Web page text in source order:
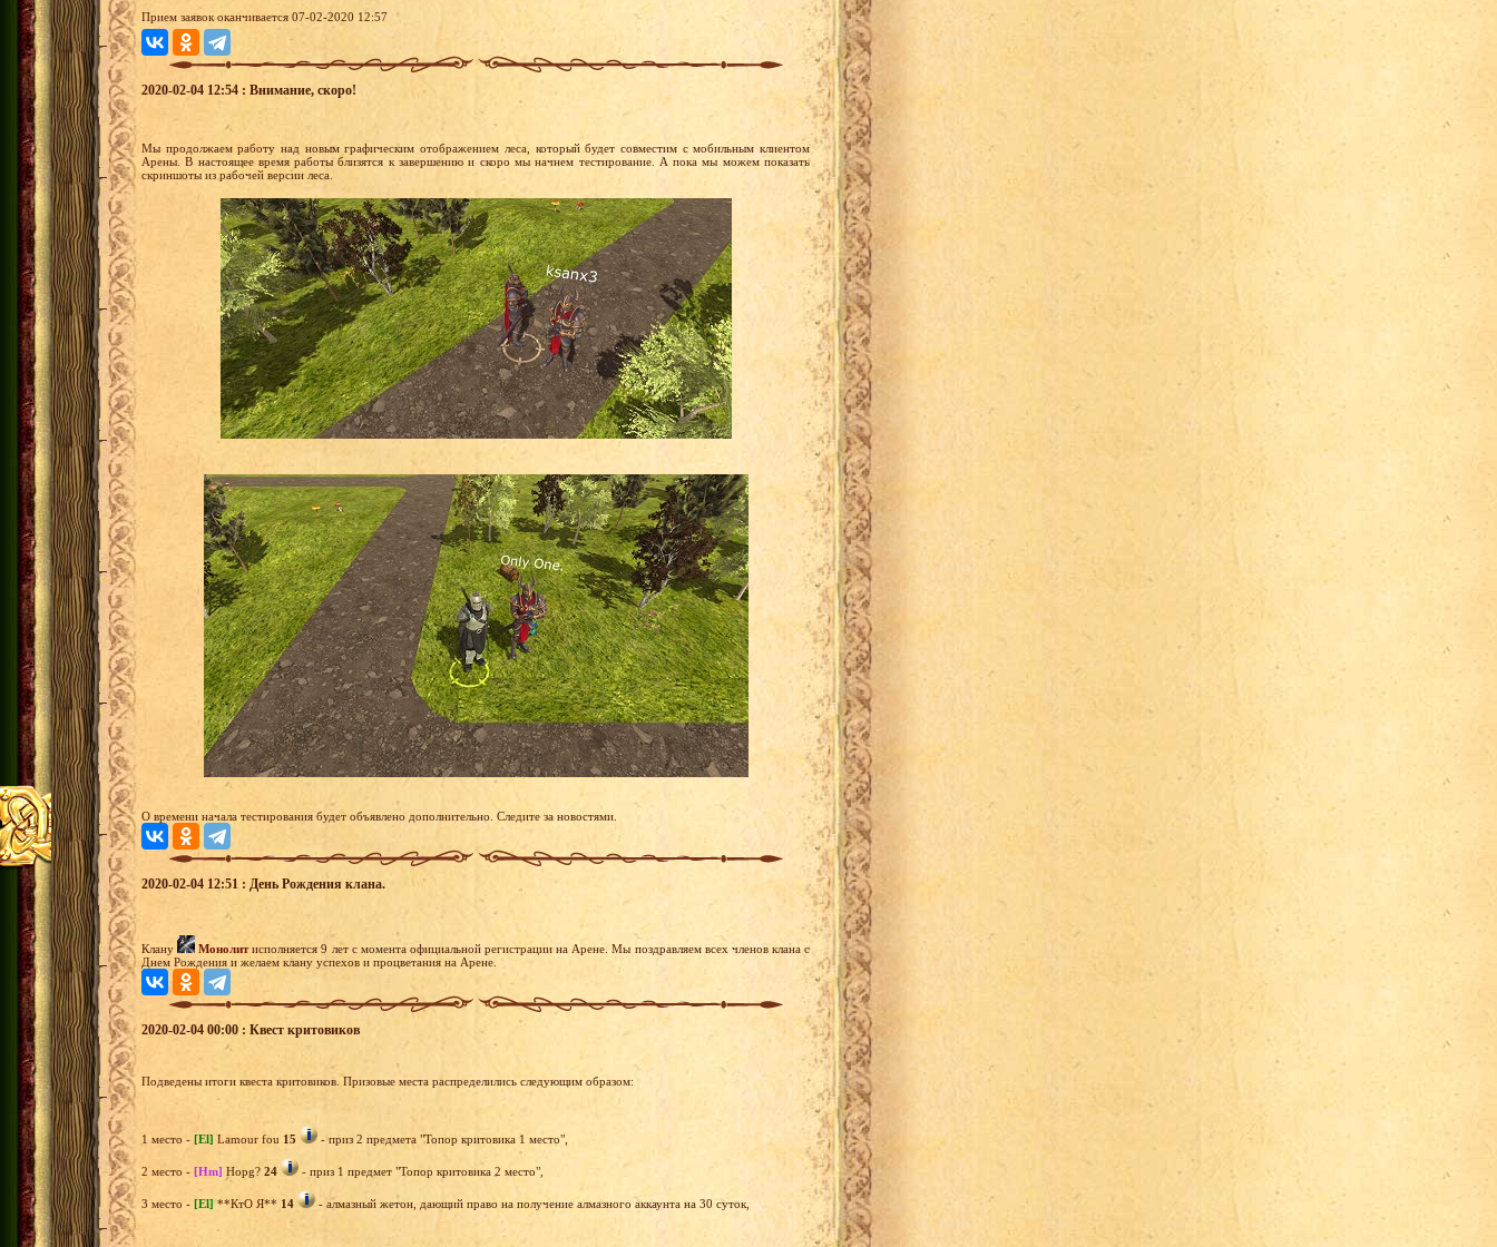
Прием заявок оканчивается 07-02-2020 12:57
2020-02-04 12:54 : Внимание, скоро!
Мы продолжаем работу над новым графическим отображением леса, который будет совместим с мобильным клиентом
Арены. В настоящее время работы близятся к завершению и скоро мы начнем тестирование. А пока мы можем показать
скриншоты из рабочей версии леса.
О времени начала тестирования будет объявлено дополнительно. Следите за новостями.
2020-02-04 12:51 : День Рождения клана.
Клану Монолитисполняется 9 лет с момента официальной регистрации на Арене. Мы поздравляем всех членов клана с
Днем Рождения и желаем клану успехов и процветания на Арене.
2020-02-04 00:00 : Квест критовиков
Подведены итоги квеста критовиков. Призовые места распределились следующим образом:
1 место - [El] Lamour fou 15 - приз 2 предмета "Топор критовика 1 место",
2 место - [Hm] Hopg? 24 - приз 1 предмет "Топор критовика 2 место",
3 место - [El] **КтО Я** 14 - алмазный жетон, дающий право на получение алмазного аккаунта на 30 суток,